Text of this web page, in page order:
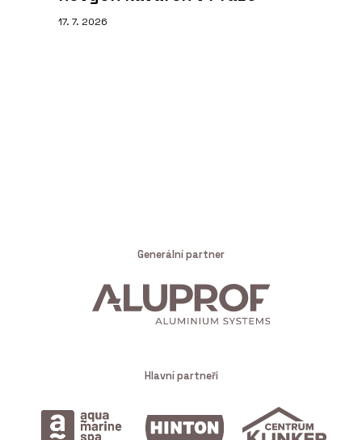
17. 7. 2026
Generální partner
Hlavní partneři